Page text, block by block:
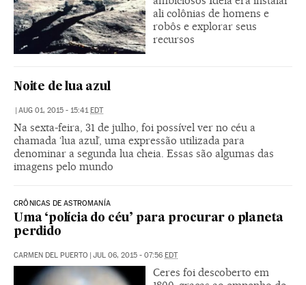
ali colônias de homens e
robôs e explorar seus
recursos
Noite de lua azul
AUG 01, 2015 - 15:41 EDT
Na sexta-feira, 31 de julho, foi possível ver no céu a
chamada ‘lua azul’, uma expressão utilizada para
denominar a segunda lua cheia. Essas são algumas das
imagens pelo mundo
CRÔNICAS DE ASTROMANÍA
Uma ‘polícia do céu’ para procurar o planeta
perdido
CARMEN DEL PUERTO JUL 06, 2015 - 07:56 EDT
Ceres foi descoberto em